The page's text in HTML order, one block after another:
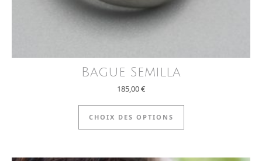
Bague Semilla
185,00€
CHOIX DES OPTIONS
Ce produit a